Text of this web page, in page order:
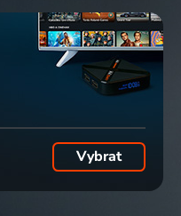
Vybrat